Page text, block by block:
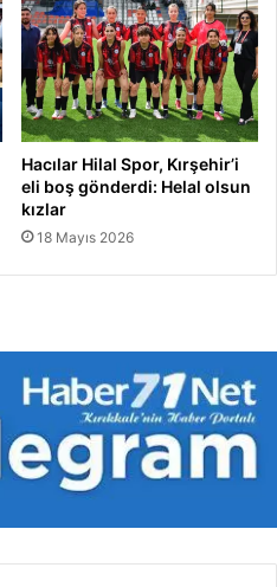
Hacılar Hilal Spor, Kırşehir’i
eli boş gönderdi: Helal olsun
kızlar
18 Mayıs 2026